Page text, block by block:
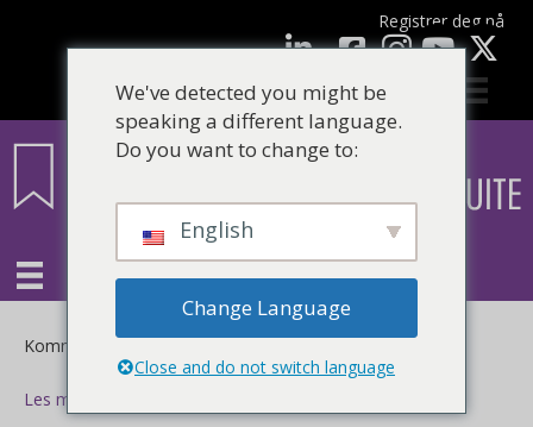
Registrer deg nå
LinkedInFacebook YouTube
Kommentarer er skrudd avfor
Les mer
We've detected you might be
speaking a different language.
Do you want to change to:
English
Change Language
Close and do not switch language